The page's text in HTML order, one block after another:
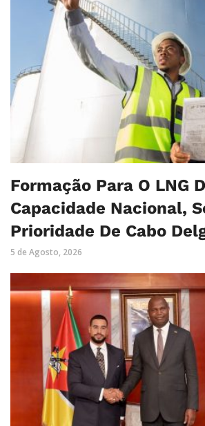
Formação Para O LNG
Capacidade Nacional,
Prioridade De Cabo
5 de Agosto, 2026